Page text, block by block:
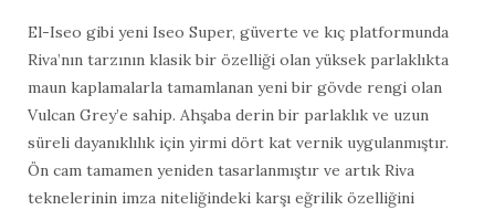
El-Iseo gibi yeni Iseo Super, güverte ve kıç platformunda
Riva’nın tarzının klasik bir özelliği olan yüksek parlaklıkta
maun kaplamalarla tamamlanan yeni bir gövde rengi olan
Vulcan Grey’e sahip. Ahşaba derin bir parlaklık ve uzun
süreli dayanıklılık için yirmi dört kat vernik uygulanmıştır.
Ön cam tamamen yeniden tasarlanmıştır ve artık Riva
teknelerinin imza niteliğindeki karşı eğrilik özelliğini